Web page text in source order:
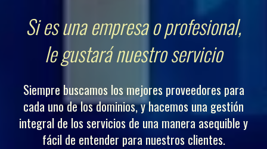
Si es una empresa o profesional,
le gustará nuestro servicio
Siempre buscamos los mejores proveedores para
cada uno de los dominios, y hacemos una gestión
integral de los servicios de una manera asequible y
fácil de entender para nuestros clientes.